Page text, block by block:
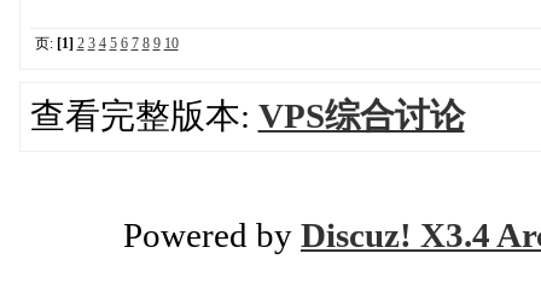
页: [1] 2 3 4 5 6 7 8 9 10
查看完整版本: VPS综合讨论
Powered by Discuz! X3.4